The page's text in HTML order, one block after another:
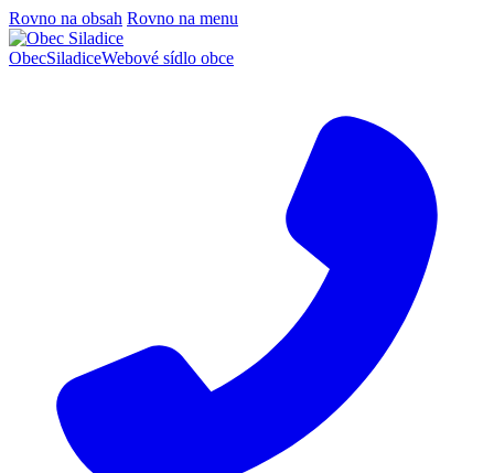
Rovno na obsah Rovno na menu
ObecSiladiceWebové sídlo obce